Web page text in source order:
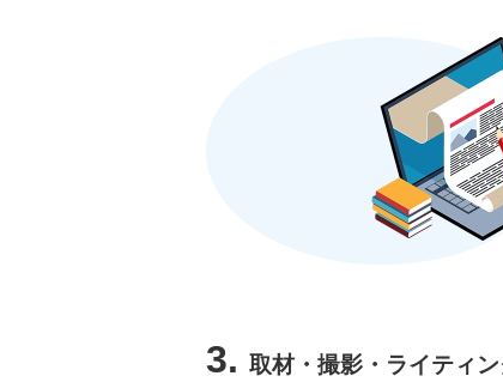
3. 取材・撮影・ライティ